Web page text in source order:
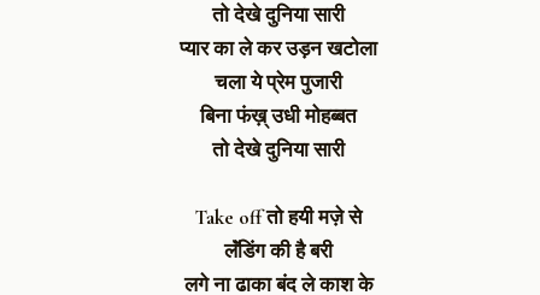
तो देखे दुनिया सारी
प्यार का ले कर उड़न खटोला
चला ये प्रेम पुजारी
बिना फंख़् उधी मोहब्बत
तो देखे दुनिया सारी
Take off तो हयी मज़े से
लॅंडिंग की है बरी
लगे ना ढाका बंद ले काश के